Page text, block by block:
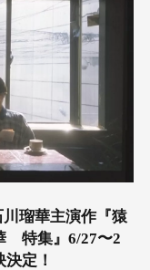
瑠華主演作『猿
特集』6/27〜2
定！